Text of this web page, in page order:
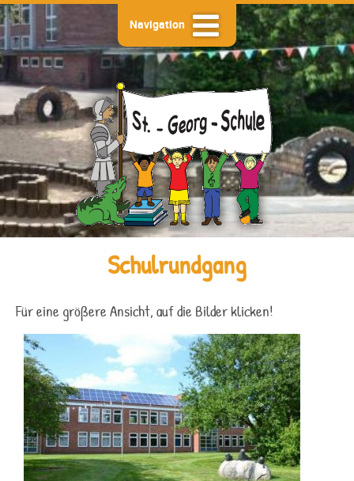
Navigation
Schulrundgang
Für eine größere Ansicht, auf die Bilder klicken!